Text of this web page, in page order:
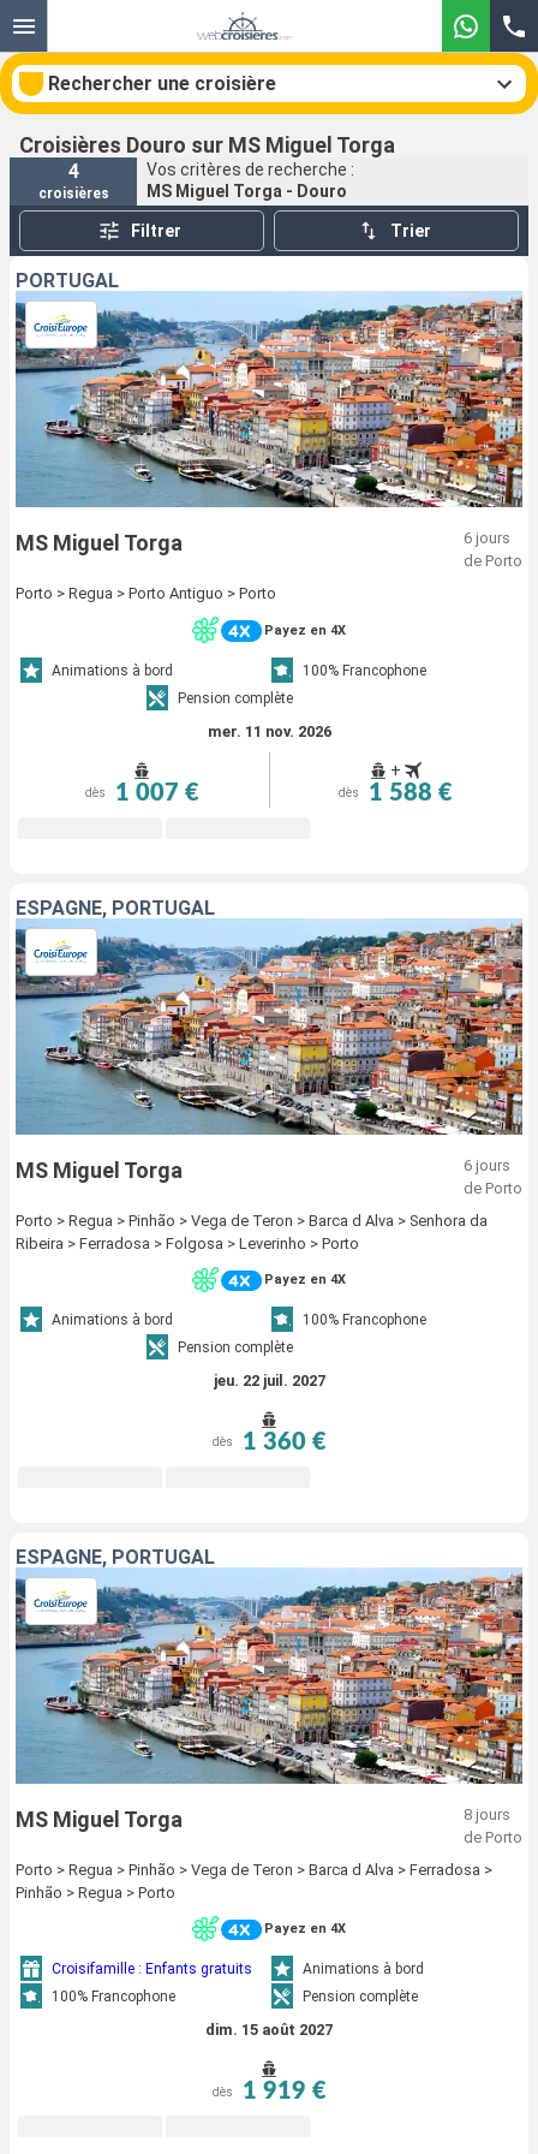
Rechercher une croisière
Nos destinations
Mois de départ
Ports Compagnies
Rechercher
Croisières Douro sur MS Miguel Torga
4
croisières
Vos critères de recherche :
MS Miguel Torga - Douro
Filtrer Trier
PORTUGAL
MS Miguel Torga
6 jours
de Porto
Porto > Regua > Porto Antiguo > Porto
Payez en 4X
Animations à bord
100% Francophone
Pension complète
mer. 11 nov. 2026
dès 1 007 €
+
dès 1 588 €
ESPAGNE, PORTUGAL
MS Miguel Torga
6 jours
de Porto
Porto > Regua > Pinhão > Vega de Teron > Barca d Alva > Senhora da
Ribeira > Ferradosa > Folgosa > Leverinho > Porto
Payez en 4X
Animations à bord
100% Francophone
Pension complète
jeu. 22 juil. 2027
dès 1 360 €
ESPAGNE, PORTUGAL
MS Miguel Torga
8 jours
de Porto
Porto > Regua > Pinhão > Vega de Teron > Barca d Alva > Ferradosa >
Pinhão > Regua > Porto
Payez en 4X
Croisifamille : Enfants gratuits
Animations à bord
100% Francophone
Pension complète
dim. 15 août 2027
dès 1 919 €